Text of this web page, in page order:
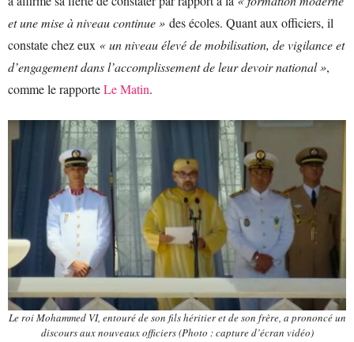
et une mise à niveau continue » des écoles. Quant aux officiers, il
constate chez eux « un niveau élevé de mobilisation, de vigilance et
d’engagement dans l’accomplissement de leur devoir national »,
comme le rapporteLe Matin.
Le roi Mohammed VI, entouré de son fils héritier et de son frère, a prononcé un
discours aux nouveaux officiers (Photo : capture d’écran vidéo)